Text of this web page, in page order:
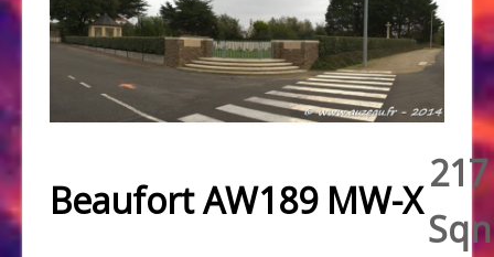
Beaufort AW189 MW-X
217
Sqn